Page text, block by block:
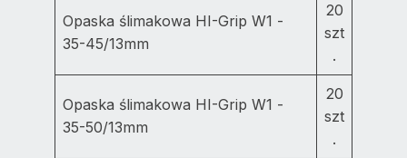
Opaska ślimakowa HI-Grip W1 -
35-45/13mm
20
szt
.
Opaska ślimakowa HI-Grip W1 -
35-50/13mm
20
szt
.